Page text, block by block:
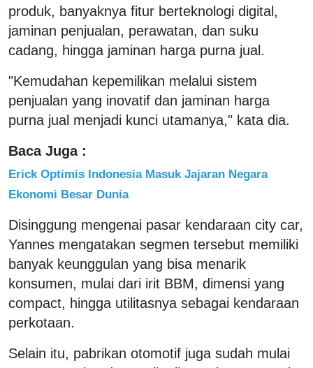
produk, banyaknya fitur berteknologi digital,
jaminan penjualan, perawatan, dan suku
cadang, hingga jaminan harga purna jual.
"Kemudahan kepemilikan melalui sistem
penjualan yang inovatif dan jaminan harga
purna jual menjadi kunci utamanya," kata dia.
Baca Juga :
Erick Optimis Indonesia Masuk Jajaran Negara
Ekonomi Besar Dunia
Disinggung mengenai pasar kendaraan city car,
Yannes mengatakan segmen tersebut memiliki
banyak keunggulan yang bisa menarik
konsumen, mulai dari irit BBM, dimensi yang
compact, hingga utilitasnya sebagai kendaraan
perkotaan.
Selain itu, pabrikan otomotif juga sudah mulai